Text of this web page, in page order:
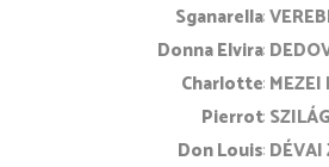
Sganarella
Donna Elvira
Charlotte
Pierrot
Don Louis